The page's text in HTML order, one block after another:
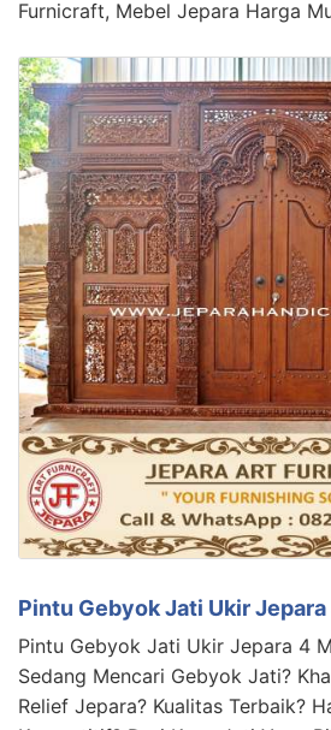
Furnicraft, Mebel Jepara Harga
Pintu Gebyok Jati Ukir
Pintu Gebyok Jati Ukir Jepara 4
Sedang Mencari Gebyok Jati?
Relief Jepara? Kualitas Terbaik?